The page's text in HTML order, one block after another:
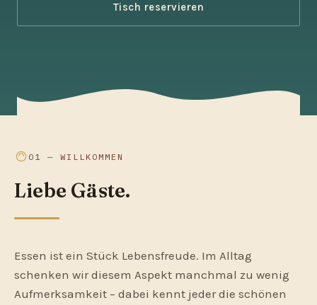
Tisch reservieren
01 — WILLKOMMEN
Liebe Gäste.
Essen ist ein Stück Lebensfreude. Im Alltag
schenken wir diesem Aspekt manchmal zu wenig
Aufmerksamkeit – dabei kennt jeder die schönen